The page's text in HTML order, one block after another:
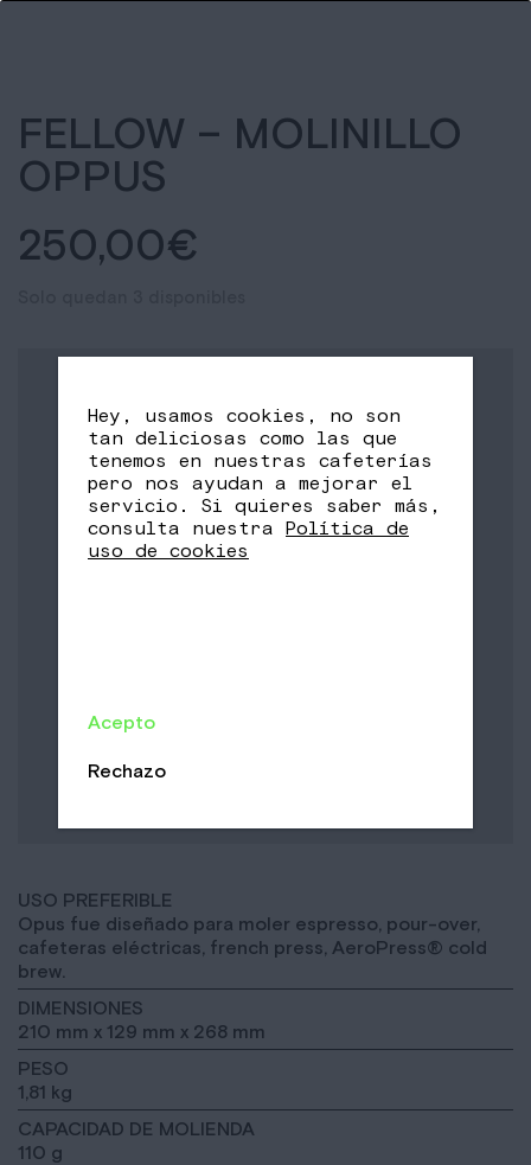
FELLOW – MOLINILLO
OPPUS
250,00€
USO PREFERIBLE
Opus fue diseñado para moler espresso, pour-over,
cafeteras eléctricas, french press, AeroPress® cold
brew.
DIMENSIONES
210 mm x 129 mm x 268 mm
PESO
1,81 kg
CAPACIDAD DE MOLIENDA
110 g
Hey, usamos cookies, no son
tan deliciosas como las que
tenemos en nuestras cafeterías
pero nos ayudan a mejorar el
servicio. Si quieres saber más,
consulta nuestra Política de
uso de cookies
Acepto
Rechazo